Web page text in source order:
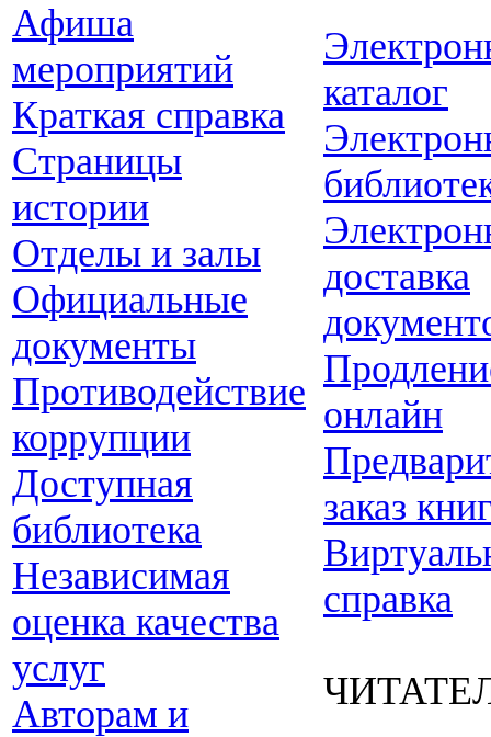
Афиша
мероприятий
Краткая справка
Страницы
истории
Отделы и залы
Официальные
документы
Противодействие
коррупции
Доступная
библиотека
Независимая
оценка качества
услуг
Авторам и
каталог
доставка
онлайн
заказ
справка